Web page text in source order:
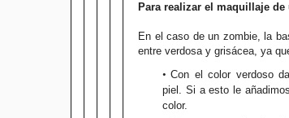
Para realizar el maquillaje de
En el caso de un zombie, la
entre verdosa y grisácea, ya
Con el color verdoso
piel. Si a esto le
color.